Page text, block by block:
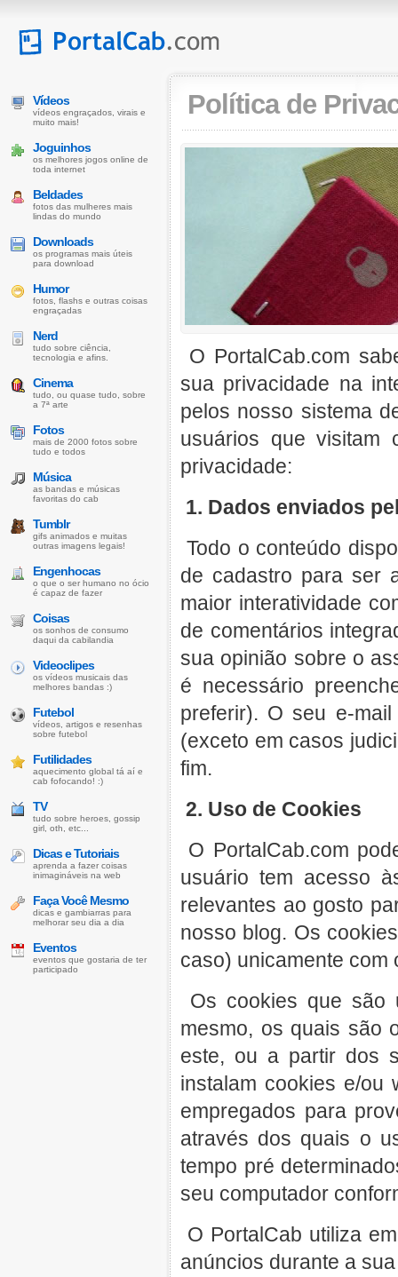
Política de
O PortalCab.com
sua privacidade na
pelos nosso sistema
usuários que visitam
privacidade:
1. Dados enviados
Todo o conteúdo
de cadastro para ser
maior interatividade
de comentários
sua opinião sobre o
é necessário
preferir). O seu e-
(exceto em casos
fim.
2. Uso de Cookies
O PortalCab.com
usuário tem acesso
relevantes ao gosto
nosso blog. Os
caso) unicamente com
Os cookies que são
mesmo, os quais são
este, ou a partir dos
instalam cookies e/ou
empregados para
através dos quais o
tempo pré
seu computador
O PortalCab utiliza
anúncios durante a
Vídeos
vídeos engraçados, virais e
muito mais!
Joguinhos
os melhores jogos online de
toda internet
Beldades
fotos das mulheres mais
lindas do mundo
Downloads
os programas mais úteis
para download
Humor
fotos, flashs e outras coisas
engraçadas
Nerd
tudo sobre ciência,
tecnologia e afins.
Cinema
tudo, ou quase tudo, sobre
a 7ª arte
Fotos
mais de 2000 fotos sobre
tudo e todos
Música
as bandas e músicas
favoritas do cab
Tumblr
gifs animados e muitas
outras imagens legais!
Engenhocas
o que o ser humano no ócio
é capaz de fazer
Coisas
os sonhos de consumo
daqui da cabilandia
Videoclipes
os vídeos musicais das
melhores bandas :)
Futebol
vídeos, artigos e resenhas
sobre futebol
Futilidades
aquecimento global tá aí e
cab fofocando! :)
TV
tudo sobre heroes, gossip
girl, oth, etc...
Dicas e Tutoriais
aprenda a fazer coisas
inimagináveis na web
Faça Você Mesmo
dicas e gambiarras para
melhorar seu dia a dia
Eventos
eventos que gostaria de ter
participado